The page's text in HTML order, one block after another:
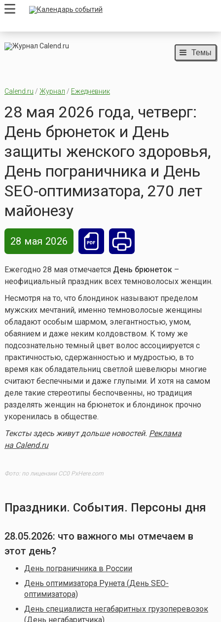
Темы
Calend.ru / Журнал / Ежедневник
28 мая 2026 года, четверг:
День брюнеток и День
защиты женского здоровья,
День пограничника и День
SEO-оптимизатора, 270 лет
майонезу
28 мая 2026
Ежегодно 28 мая отмечается День брюнеток–
неофициальный праздник всех темноволосых женщин.
Несмотря на то, что блондинок называют пределом
мужских мечтаний, именно темноволосые женщины
обладают особым шармом, элегантностью, умом,
обаянием и даже неким колдовством. К тому же
подсознательно темный цвет волос ассоциируется с
практичностью, сдержанностью и мудростью, в то
время как обладательниц светлой шевелюры многие
считают беспечными и даже глупыми. И хотя на самом
деле такие стереотипы беспочвенны, но традиция
разделять женщин на брюнеток и блондинок прочно
укоренилась в обществе.
Тексты здесь живут дольше новостей. Реклама
на Calend.ru
Фото: по лицензии CC0 PxHere.com
Праздники. События. Персоны дня
28.05.2026: что важного мы отмечаем в
этот день?
День пограничника в России
День оптимизатора Рунета (День SEO-
оптимизатора)
День специалиста негабаритных грузоперевозок
(День негабаритчика)